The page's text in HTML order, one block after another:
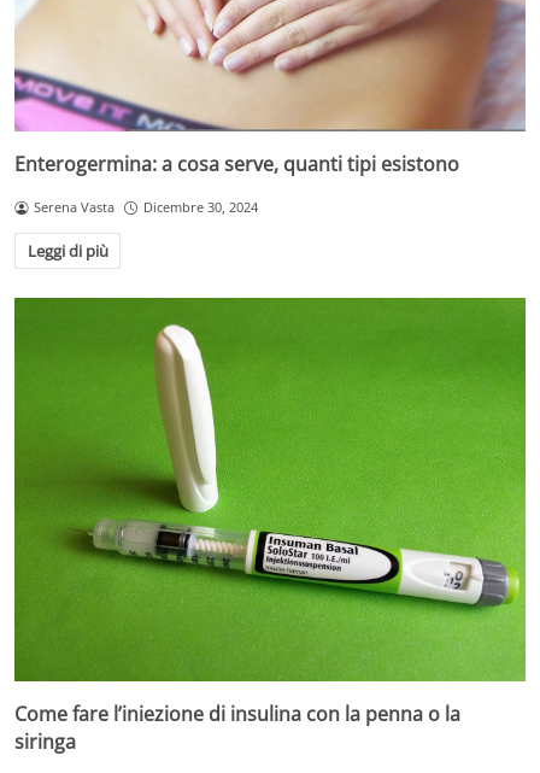
Enterogermina: a cosa serve, quanti tipi esistono
Serena Vasta Dicembre 30, 2024
Leggi di più
Come fare l’iniezione di insulina con la penna o la
siringa